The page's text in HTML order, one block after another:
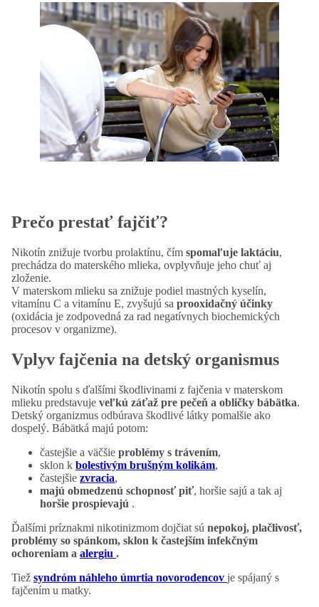
Prečo prestať fajčiť?
Nikotín znižuje tvorbu prolaktínu, čím spomaľuje laktáciu,
prechádza do materského mlieka, ovplyvňuje jeho chuť aj
zloženie.
V materskom mlieku sa znižuje podiel mastných kyselín,
vitamínu C a vitamínu E, zvyšujú sa prooxidačný účinky
(oxidácia je zodpovedná za rad negatívnych biochemických
procesov v organizme).
Vplyv fajčenia na detský organismus
Nikotín spolu s ďalšími škodlivinami z fajčenia v materskom
mlieku predstavuje veľkú záťaž pre pečeň a obličky bábätka.
Detský organizmus odbúrava škodlivé látky pomalšie ako
dospelý. Bábätká majú potom:
častejšie a väčšie problémy s trávením,
sklon k bolestivým brušným kolikám,
častejšie zvracia,
majú obmedzenú schopnosť piť, horšie sajú a tak aj
horšie prospievajú .
Ďalšími príznakmi nikotinizmom dojčiat sú nepokoj, plačlivosť,
problémy so spánkom, sklon k častejším infekčným
ochoreniam a alergiu .
Tiež syndróm náhleho úmrtia novorodencov je spájaný s
fajčením u matky.